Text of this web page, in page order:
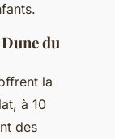
du
la
à 10
des